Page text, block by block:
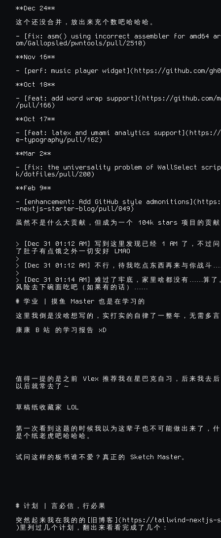
**Dec 24**
这 个 还 没 合 并 ， 放 出 来 充 个 数 吧 哈 哈 哈 。
- [fix: asm() using incorrect assembler for amd64
om/Gallopsled/pwntools/pull/2510)
**Nov 16**
- [perf: music player widget](https://github.com/
**Oct 18**
- [feat: add word wrap support](https://github.com/
/pull/166)
**Oct 17**
- [feat: latex and umami analytics support](https://
e-typography/pull/162)
**Mar 2**
- [fix: the universality problem of WallSelect
k/dotfiles/pull/200)
**Feb 9**
- [enhancement: Add GitHub style
-nextjs-starter-blog/pull/849)
虽 然 不 是 什 么 大 贡 献 ， 但 成 为 一 个 104k stars 项 目 的 贡 献
> [Dec 31 01:12 AM] 写 到 这 里 发 现 已 经 1 AM 了 ， 不 过 问
了 肚 子 有 点 饿 之 外 一 切 安 好
LMAO
>
> [Dec 31 01:12 AM] 不 行 ， 待 我 吃 点 东 西 再 来 与 你 战 斗
>
> [Dec 31 01:14 AM] 难 过 了 牢 底 ， 家 里 啥 都 没 有 ……算 了
风 险 去 下 碗 面 吃 吧 （ 如 果 有 的 话 ） ……
# 学 业 摸 鱼 Master 也 是 在 学 习 的
这 里 我 倒 是 没 啥 想 写 的 ， 实 打 实 的 自 律 了 一 整 年 ， 无 需 多 言
康 康 B 站 的 学 习 报 告
值 得 一 提 的 是 之 前 Vlex 推 荐 我 在 星 巴 克 自 习 ， 后 来 我 去 后
以 后 就 常 去 了 ～
草 稿 纸 收 藏 家
第 一 次 看 到 这 题 的 时 候 我 以 为 这 辈 子 也 不 可 能 做 出 来 了 ，
什
是 个 纸 老 虎 吧 哈 哈 哈 。
试 问 这 样 的 板 书 谁 不 爱 ？ 真 正 的 Sketch Master。
# 计 划 言 必 信 ， 行 必 果
突 然 起 来 我 在 我 的 的 旧 博 客
](https://tailwind-nextjs-
) 里 列 过 几 个 计 划 ， 翻 出 来 看 看 完 成 了 几 个 ：